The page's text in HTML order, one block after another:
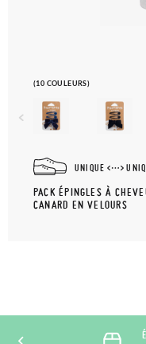
(10 COULEURS)
UNIQUE
PACK ÉPINGLES À
CANARD EN VELOURS